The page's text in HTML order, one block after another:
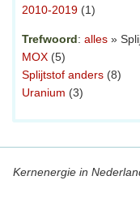
2010-2019 (1)
Trefwoord: alles »
MOX (5)
Splijtstof anders (8)
Uranium (3)
Kernenergie in